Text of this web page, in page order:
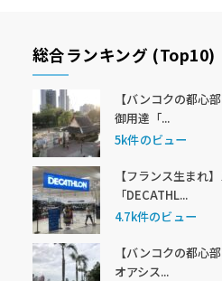
総合ランキング (Top10)
【バンコクの都心
御用達「...
5k件のビュー
【フランス生まれ
「DECATHL...
4.7k件のビュー
【バンコクの都心
オアシス...